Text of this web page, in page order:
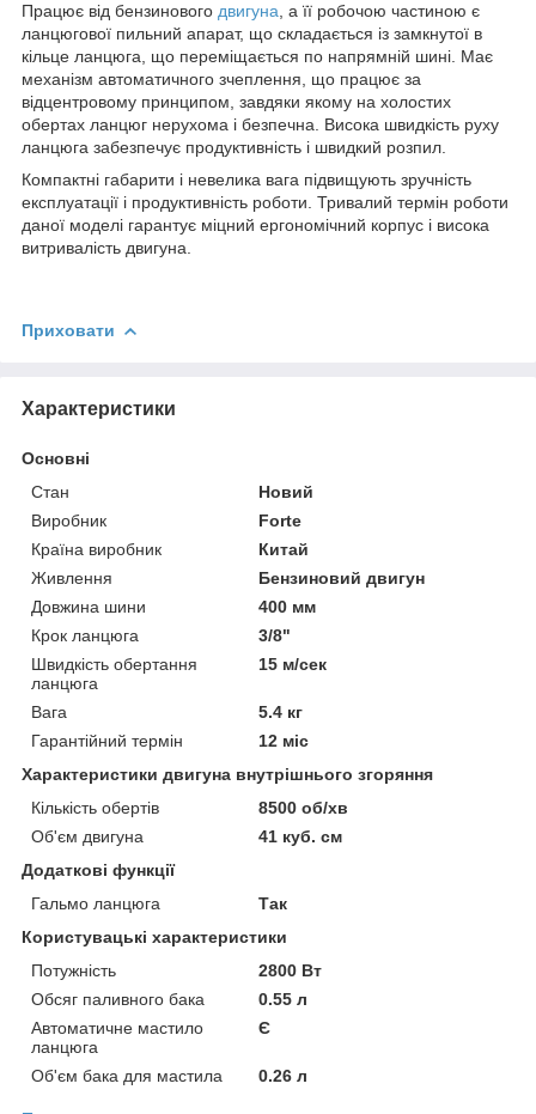
Працює від бензинового двигуна , а її робочою частиною є
ланцюгової пильний апарат, що складається із замкнутої в
кільце ланцюга, що переміщається по напрямній шині. Має
механізм автоматичного зчеплення, що працює за
відцентровому принципом, завдяки якому на холостих
обертах ланцюг нерухома і безпечна. Висока швидкість руху
ланцюга забезпечує продуктивність і швидкий розпил.
Компактні габарити і невелика вага підвищують зручність
експлуатації і продуктивність роботи. Тривалий термін роботи
даної моделі гарантує міцний ергономічний корпус і висока
витривалість двигуна.
Приховати
Характеристики
Основні
Стан
Новий
Виробник
Forte
Країна виробник
Китай
Живлення
Бензиновий двигун
Довжина шини
400 мм
Крок ланцюга
3/8"
Швидкість обертання
ланцюга
15 м/сек
Вага
5.4 кг
Гарантійний термін
12 міс
Характеристики двигуна внутрішнього згоряння
Кількість обертів
8500 об/хв
Об'єм двигуна
41 куб. см
Додаткові функції
Гальмо ланцюга
Так
Користувацькі характеристики
Потужність
2800 Вт
Обсяг паливного бака
0.55 л
Автоматичне мастило
ланцюга
Є
Об'єм бака для мастила 0.26 л